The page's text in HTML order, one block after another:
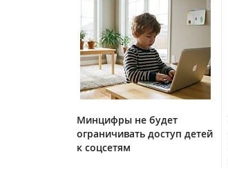
Минцифры не будет
ограничивать доступ детей
к соцсетям